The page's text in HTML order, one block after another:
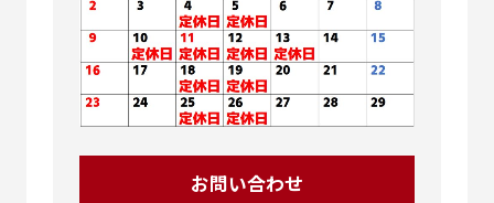
お問い合わせ